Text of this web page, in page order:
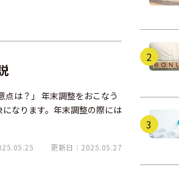
点は？」 年末調整をおこなう
なります。年末調整の際には
更新日：2025.05.27